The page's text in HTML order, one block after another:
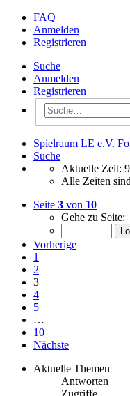
FAQ
Anmelden
Registrieren
Suche
Anmelden
Registrieren
Spielraum LE e.V.
Suche
Aktuelle Zeit:
Alle Zeiten sind
Seite 3 von 10
Gehe zu Seite:
Vorherige
1
2
3
4
5
…
10
Nächste
Aktuelle Themen
Antworten
Zugriffe